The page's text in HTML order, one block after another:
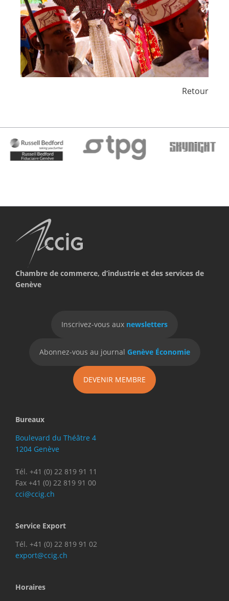
Retour
Chambre de commerce, d’industrie et des services de
Genève
Inscrivez-vous aux newsletters
Abonnez-vous au journal Genève Économie
DEVENIR MEMBRE
Bureaux
Boulevard du Théâtre 4
1204 Genève
Tél. +41 (0) 22 819 91 11
Fax +41 (0) 22 819 91 00
cci@ccig.ch
Service Export
Tél. +41 (0) 22 819 91 02
export@ccig.ch
Horaires